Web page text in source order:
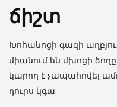
ճիշտ
Խոհանոցի գազի
միանում են մխոցի
կարող է չապահովել
դուրս կգա: